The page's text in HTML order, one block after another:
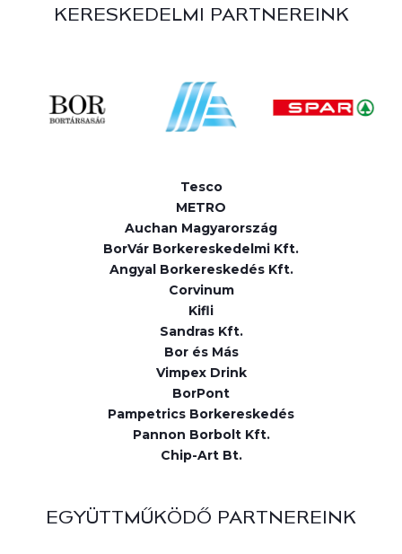
KERESKEDELMI PARTNEREINK
Tesco
METRO
Auchan Magyarország
BorVár Borkereskedelmi Kft.
Angyal Borkereskedés Kft.
Corvinum
Kifli
Sandras Kft.
Bor és Más
Vimpex Drink
BorPont
Pampetrics Borkereskedés
Pannon Borbolt Kft.
Chip-Art Bt.
EGYÜTTMŰKÖDŐ PARTNEREINK